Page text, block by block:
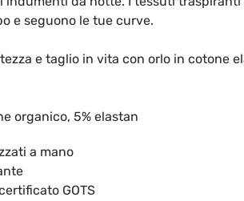
e seguono le tue curve.
e taglio in vita con orlo in cotone
organico, 5% elastan
a mano
GOTS